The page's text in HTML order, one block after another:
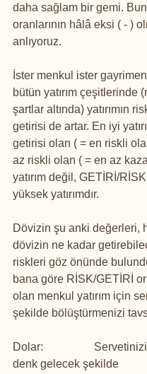
daha sağlam bir gemi.
oranlarının hâlâ eksi ( - )
anlıyoruz.
İster menkul ister
bütün yatırım çeşitlerinde
şartlar altında) yatırımın
getirisi de artar. En iyi
getirisi olan ( = en riskli
az riskli olan ( = en az
yatırım değil, GETİRİ/
yüksek yatırımdır.
Dövizin şu anki değerleri,
dövizin ne kadar
riskleri göz önünde
bana göre RİSK/GETİRİ
olan menkul yatırım için
şekilde bölüştürmenizi
Dolar:
denk gelecek şekilde